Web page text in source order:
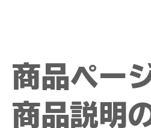
商品ペー
商品説明